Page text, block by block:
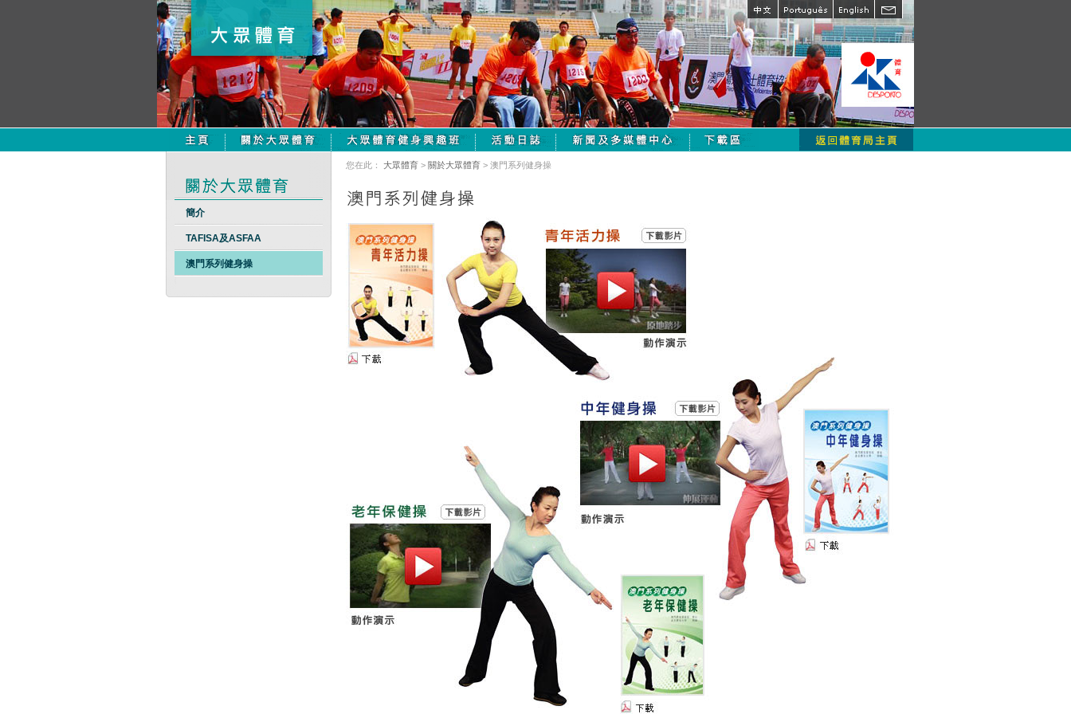
簡介
TAFISA及ASFAA
澳門系列健身操
您在此： 大眾體育 > 關於大眾體育 > 澳門系列健身操